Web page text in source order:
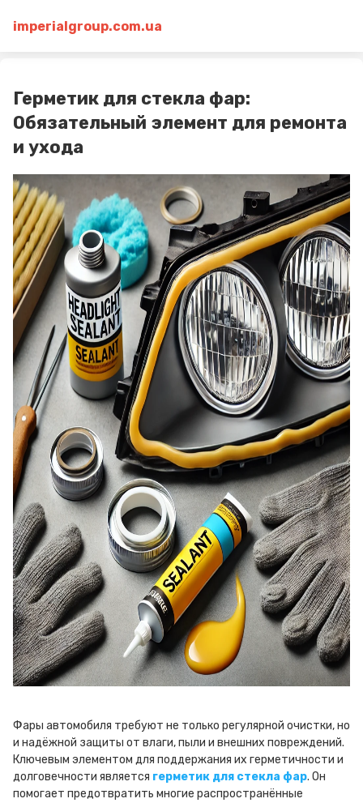
imperialgroup.com.ua
Герметик для стекла фар:
Обязательный элемент для ремонта
и ухода
Фары автомобиля требуют не только регулярной очистки, но
и надёжной защиты от влаги, пыли и внешних повреждений.
Ключевым элементом для поддержания их герметичности и
долговечности является герметик для стекла фар. Он
помогает предотвратить многие распространённые